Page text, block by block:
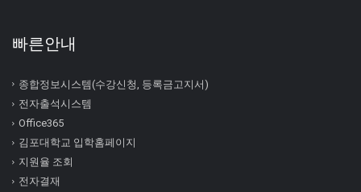
빠른안내
종합정보시스템(수강신청, 등록금고지서)
전자출석시스템
Office365
김포대학교 입학홈페이지
지원율 조회
전자결재